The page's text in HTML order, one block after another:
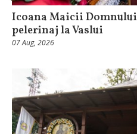
Icoana Maicii
pelerinaj la Vaslui
07 Aug, 2026